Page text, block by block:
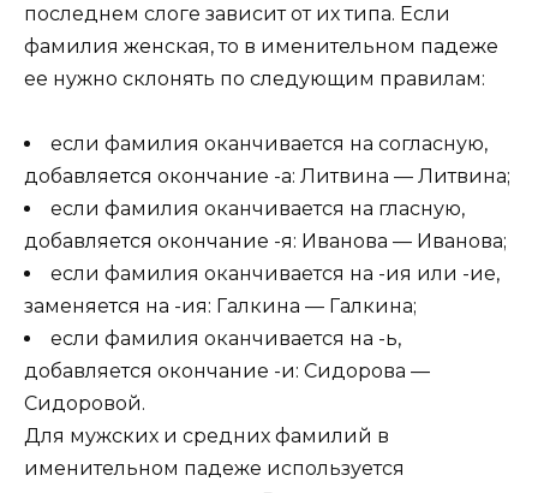
последнем слоге зависит от их типа. Если
фамилия женская, то в именительном падеже
ее нужно склонять по следующим правилам:
если фамилия оканчивается на согласную,
добавляется окончание -а: Литвина — Литвина;
если фамилия оканчивается на гласную,
добавляется окончание -я: Иванова — Иванова;
если фамилия оканчивается на -ия или -ие,
заменяется на -ия: Галкина — Галкина;
если фамилия оканчивается на -ь,
добавляется окончание -и: Сидорова —
Сидоровой.
Для мужских и средних фамилий в
именительном падеже используется